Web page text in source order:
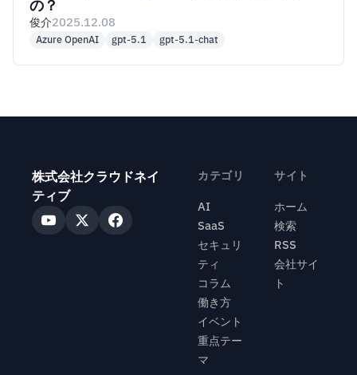
の？
俊介2025.12.08
Azure OpenAI gpt-5.1 gpt-5.1-chat
株式会社クラウドネイ
ティブ
カテゴリ
AI
SaaS
セキュリ
ティ
コラム
働き方
イベント
重点テー
マ
サイト
ホーム
検索
RSS
会社サイ
ト